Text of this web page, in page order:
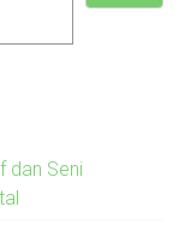
dan Seni